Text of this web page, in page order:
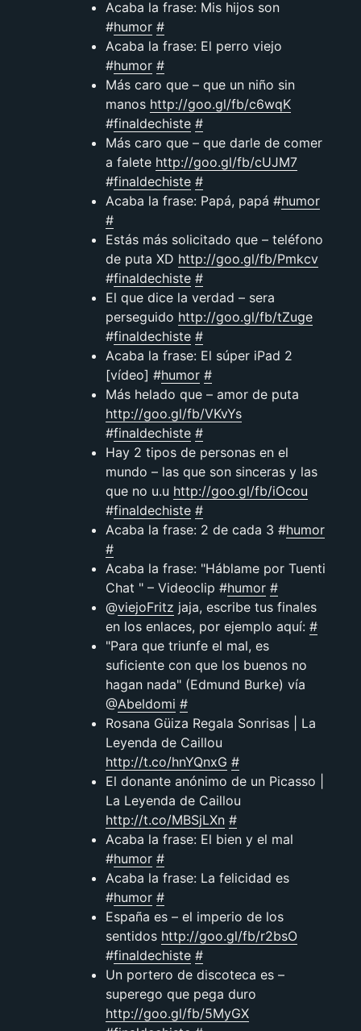
Acaba la frase: Mis hijos son
#humor #
Acaba la frase: El perro viejo
#humor #
Más caro que – que un niño sin
manos http://goo.gl/fb/c6wqK
#finaldechiste #
Más caro que – que darle de comer
a falete http://goo.gl/fb/cUJM7
#finaldechiste #
Acaba la frase: Papá, papá #humor
#
Estás más solicitado que – teléfono
de puta XD http://goo.gl/fb/Pmkcv
#finaldechiste #
El que dice la verdad – sera
perseguido http://goo.gl/fb/tZuge
#finaldechiste #
Acaba la frase: El súper iPad 2
[vídeo] #humor #
Más helado que – amor de puta
http://goo.gl/fb/VKvYs
#finaldechiste #
Hay 2 tipos de personas en el
mundo – las que son sinceras y las
que no u.u http://goo.gl/fb/iOcou
#finaldechiste #
Acaba la frase: 2 de cada 3 #humor
#
Acaba la frase: "Háblame por Tuenti
Chat " – Videoclip #humor #
@viejoFritz jaja, escribe tus finales
en los enlaces, por ejemplo aquí: #
"Para que triunfe el mal, es
suficiente con que los buenos no
hagan nada" (Edmund Burke) vía
@Abeldomi #
Rosana Güiza Regala Sonrisas | La
Leyenda de Caillou
http://t.co/hnYQnxG #
El donante anónimo de un Picasso |
La Leyenda de Caillou
http://t.co/MBSjLXn #
Acaba la frase: El bien y el mal
#humor #
Acaba la frase: La felicidad es
#humor #
España es – el imperio de los
sentidos http://goo.gl/fb/r2bsO
#finaldechiste #
Un portero de discoteca es –
superego que pega duro
http://goo.gl/fb/5MyGX